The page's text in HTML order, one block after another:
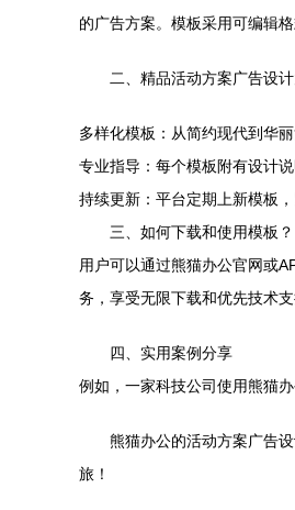
的广告方案。模板采用可编辑
二、精品活动方案广告设
多样化模板：从简约现代到华
专业指导：每个模板附有设计
持续更新：平台定期上新模板
三、如何下载和使用模板？
用户可以通过熊猫办公官网或
务，享受无限下载和优先技术
四、实用案例分享
例如，一家科技公司使用熊猫
熊猫办公的活动方案广告
旅！